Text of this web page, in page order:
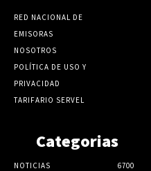
RED NACIONAL DE
EMISORAS
NOSOTROS
POLÍTICA DE USO Y
PRIVACIDAD
TARIFARIO SERVEL
Categorias
NOTICIAS
6700